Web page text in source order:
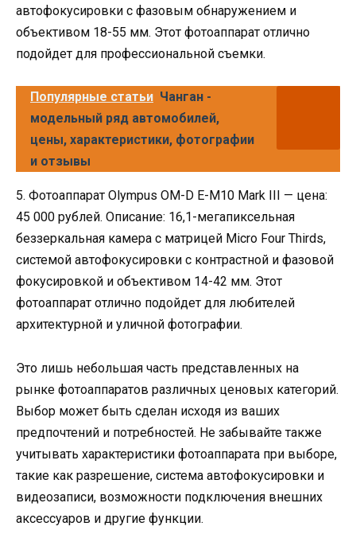
автофокусировки с фазовым обнаружением и
объективом 18-55 мм. Этот фотоаппарат отлично
подойдет для профессиональной съемки.
Популярные статьи Чанган -
модельный ряд автомобилей,
цены, характеристики, фотографии
и отзывы
5. Фотоаппарат Olympus OM-D E-M10 Mark III — цена:
45 000 рублей. Описание: 16,1-мегапиксельная
беззеркальная камера с матрицей Micro Four Thirds,
системой автофокусировки с контрастной и фазовой
фокусировкой и объективом 14-42 мм. Этот
фотоаппарат отлично подойдет для любителей
архитектурной и уличной фотографии.
Это лишь небольшая часть представленных на
рынке фотоаппаратов различных ценовых категорий.
Выбор может быть сделан исходя из ваших
предпочтений и потребностей. Не забывайте также
учитывать характеристики фотоаппарата при выборе,
такие как разрешение, система автофокусировки и
видеозаписи, возможности подключения внешних
аксессуаров и другие функции.